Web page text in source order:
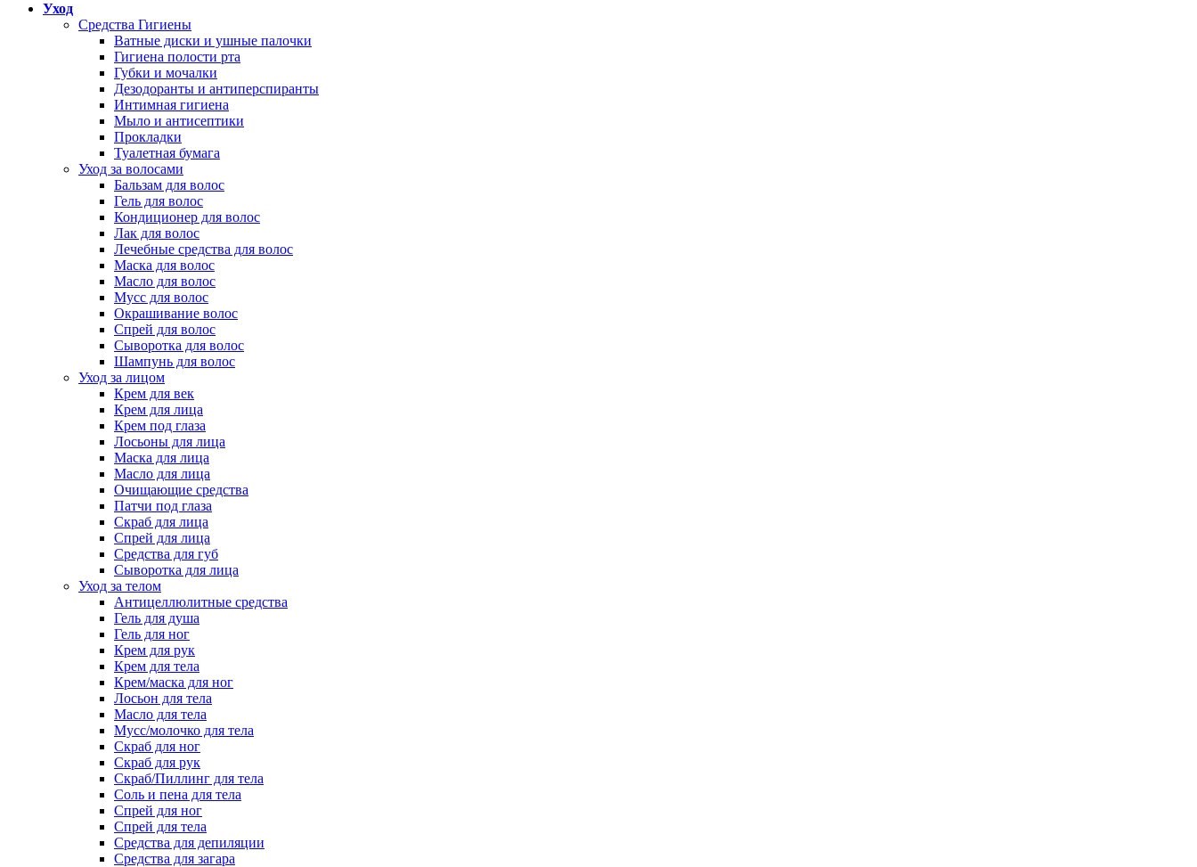
Уход
Средства Гигиены
Ватные диски и ушные палочки
Гигиена полости рта
Губки и мочалки
Дезодоранты и антиперспиранты
Интимная гигиена
Мыло и антисептики
Прокладки
Туалетная бумага
Уход за волосами
Бальзам для волос
Гель для волос
Кондиционер для волос
Лак для волос
Лечебные средства для волос
Маска для волос
Масло для волос
Мусс для волос
Окрашивание волос
Спрей для волос
Сыворотка для волос
Шампунь для волос
Уход за лицом
Крем для век
Крем для лица
Крем под глаза
Лосьоны для лица
Маска для лица
Масло для лица
Очищающие средства
Патчи под глаза
Скраб для лица
Спрей для лица
Средства для губ
Сыворотка для лица
Уход за телом
Антицеллюлитные средства
Гель для душа
Гель для ног
Крем для рук
Крем для тела
Крем/маска для ног
Лосьон для тела
Масло для тела
Мусс/молочко для тела
Скраб для ног
Скраб для рук
Скраб/Пиллинг для тела
Соль и пена для тела
Спрей для ног
Спрей для тела
Средства для депиляции
Средства для загара